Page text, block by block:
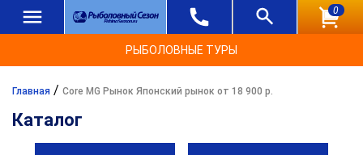
0
РЫБОЛОВНЫЕ ТУРЫ
Главная / Core MG Рынок Японский рынок от 18 900 р.
Каталог